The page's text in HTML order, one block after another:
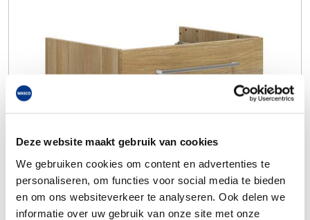
Deze website maakt gebruik van cookies
We gebruiken cookies om content en advertenties te
personaliseren, om functies voor social media te bieden
en om ons websiteverkeer te analyseren. Ook delen we
informatie over uw gebruik van onze site met onze